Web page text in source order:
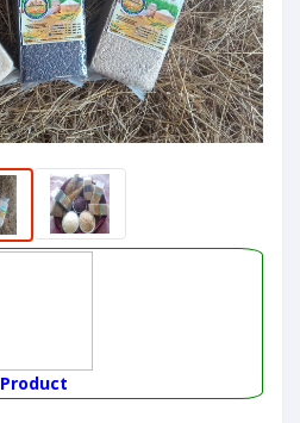
Product